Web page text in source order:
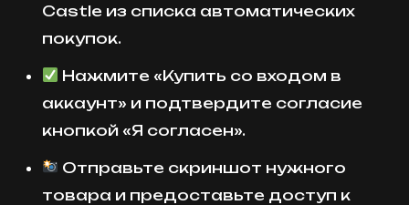
Castle из списка автоматических
покупок.
Нажмите «Купить со входом в
аккаунт» и подтвердите согласие
кнопкой «Я согласен».
Отправьте скриншот нужного
товара и предоставьте доступ к